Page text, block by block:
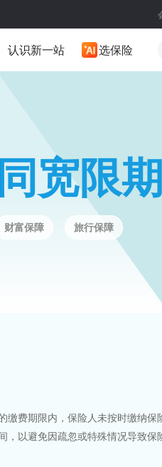
认识新一站 选保险
宽限期
财富保障 旅行保障
缴费期限内，保险人未按时缴纳
以避免因疏忽或特殊情况导致保